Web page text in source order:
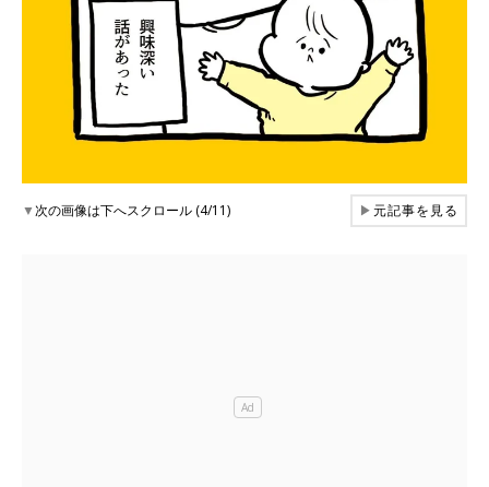
▼次の画像は下へスクロール (4/11) ▶元記事を見る